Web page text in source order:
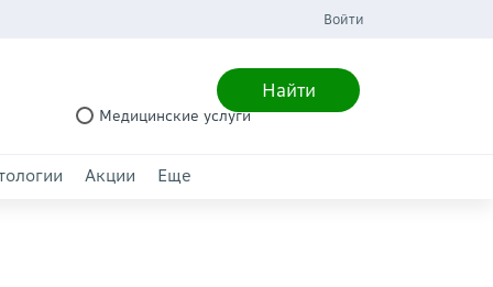
Войти
Найти
Медицинские услуги
Акции Еще